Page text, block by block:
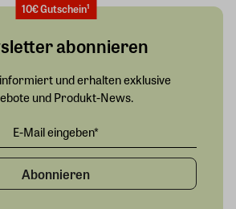
10€ Gutschein¹
abonnieren
und erhalten exklusive
und Produkt-News.
Abonnieren